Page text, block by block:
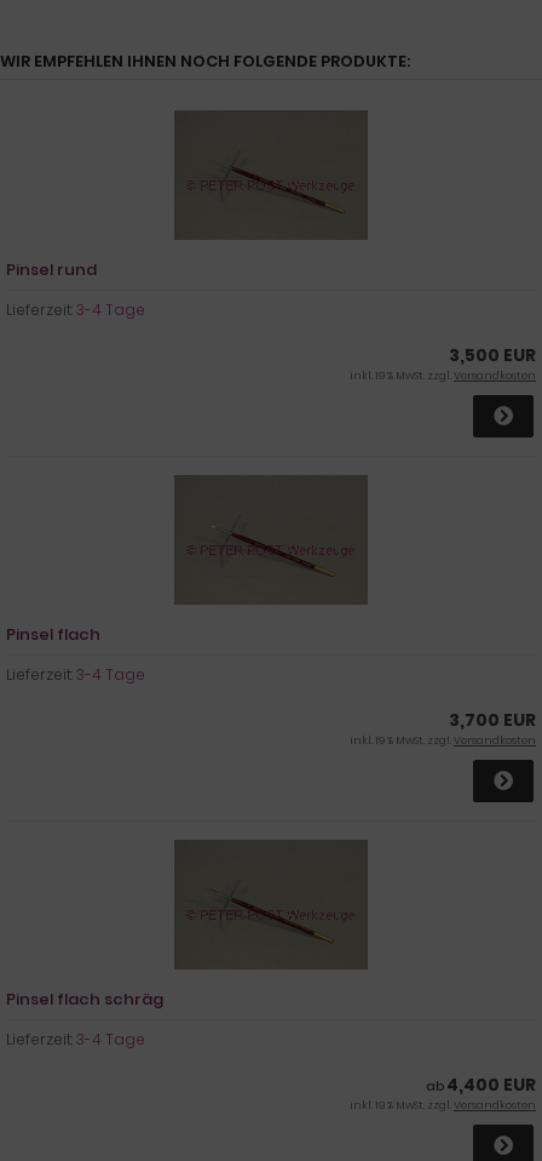
WIR EMPFEHLEN IHNEN NOCH FOLGENDE PRODUKTE:
Pinsel rund
Lieferzeit:3-4 Tage
3,500 EUR
inkl. 19 % MwSt. zzgl.Versandkosten
Pinsel flach
Lieferzeit:3-4 Tage
3,700 EUR
inkl. 19 % MwSt. zzgl.Versandkosten
Pinsel flach schräg
Lieferzeit:3-4 Tage
ab 4,400 EUR
inkl. 19 % MwSt. zzgl.Versandkosten